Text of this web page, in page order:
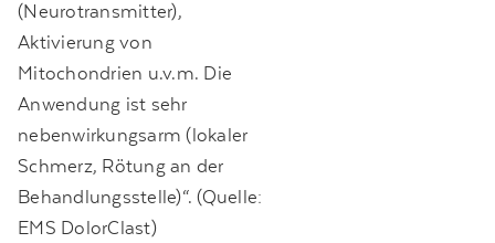
(Neurotransmitter),
Aktivierung von
Mitochondrien u.v.m. Die
Anwendung ist sehr
nebenwirkungsarm (lokaler
Schmerz, Rötung an der
Behandlungsstelle)“. (Quelle:
EMS DolorClast)